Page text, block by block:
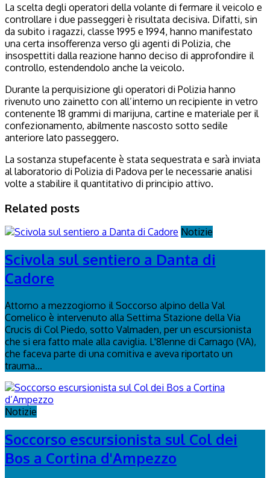
La scelta degli operatori della volante di fermare il veicolo e
controllare i due passeggeri è risultata decisiva. Difatti, sin
da subito i ragazzi, classe 1995 e 1994, hanno manifestato
una certa insofferenza verso gli agenti di Polizia, che
insospettiti dalla reazione hanno deciso di approfondire il
controllo, estendendolo anche la veicolo.
Durante la perquisizione gli operatori di Polizia hanno
rivenuto uno zainetto con all’interno un recipiente in vetro
contenente 18 grammi di marijuna, cartine e materiale per il
confezionamento, abilmente nascosto sotto sedile
anteriore lato passeggero.
La sostanza stupefacente è stata sequestrata e sarà inviata
al laboratorio di Polizia di Padova per le necessarie analisi
volte a stabilire il quantitativo di principio attivo.
Related posts
Notizie
Scivola sul sentiero a Danta di
Cadore
Attorno a mezzogiorno il Soccorso alpino della Val
Comelico è intervenuto alla Settima Stazione della Via
Crucis di Col Piedo, sotto Valmaden, per un escursionista
che si era fatto male alla caviglia. L'81enne di Carnago (VA),
che faceva parte di una comitiva e aveva riportato un
trauma...
Notizie
Soccorso escursionista sul Col dei
Bos a Cortina d'Ampezzo